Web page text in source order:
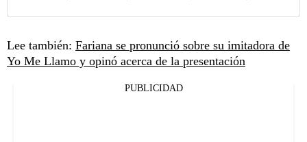
Lee también: Fariana se pronunció sobre su imitadora de
Yo Me Llamo y opinó acerca de la presentación
PUBLICIDAD